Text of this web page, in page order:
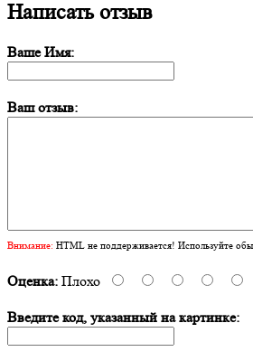
Написать отзыв
Ваше Имя:
Ваш отзыв:
Внимание: HTML не поддерживается! Используйте
Оценка: Плохо
Введите код, указанный на картинке: